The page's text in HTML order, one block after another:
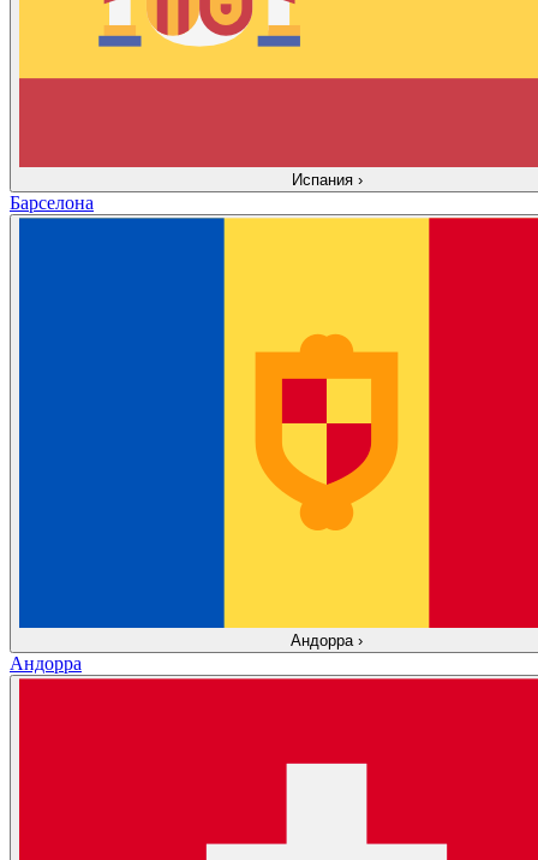
Испания ›
Барселона
Андорра ›
Андорра